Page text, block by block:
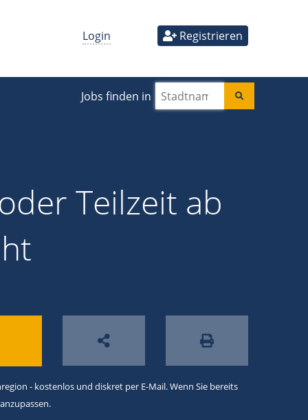
Login Registrieren
Jobs finden in
Teilzeit ab
- kostenlos und diskret per E-Mail. Wenn Sie bereits